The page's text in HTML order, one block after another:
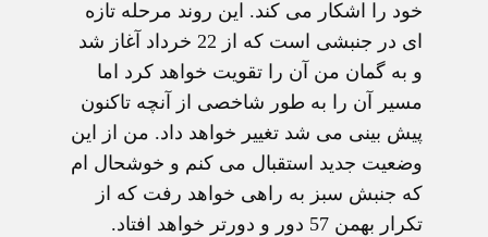
خود را اشکار می کند. این روند مرحله تازه
ای در جنبشی است که از 22 خرداد آغاز شد
و به گمان من آن را تقویت خواهد کرد اما
مسیر آن را به طور شاخصی از آنچه تاکنون
پیش بینی می شد تغییر خواهد داد. من از این
وضعیت جدید استقبال می کنم و خوشحال ام
که جنبش سبز به راهی خواهد رفت که از
تکرار بهمن 57 دور و دورتر خواهد افتاد.